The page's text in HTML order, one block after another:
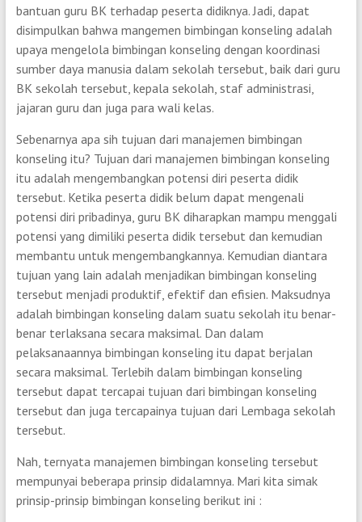
bantuan guru BK terhadap peserta didiknya. Jadi, dapat
disimpulkan bahwa mangemen bimbingan konseling adalah
upaya mengelola bimbingan konseling dengan koordinasi
sumber daya manusia dalam sekolah tersebut, baik dari guru
BK sekolah tersebut, kepala sekolah, staf administrasi,
jajaran guru dan juga para wali kelas.
Sebenarnya apa sih tujuan dari manajemen bimbingan
konseling itu? Tujuan dari manajemen bimbingan konseling
itu adalah mengembangkan potensi diri peserta didik
tersebut. Ketika peserta didik belum dapat mengenali
potensi diri pribadinya, guru BK diharapkan mampu menggali
potensi yang dimiliki peserta didik tersebut dan kemudian
membantu untuk mengembangkannya. Kemudian diantara
tujuan yang lain adalah menjadikan bimbingan konseling
tersebut menjadi produktif, efektif dan efisien. Maksudnya
adalah bimbingan konseling dalam suatu sekolah itu benar-
benar terlaksana secara maksimal. Dan dalam
pelaksanaannya bimbingan konseling itu dapat berjalan
secara maksimal. Terlebih dalam bimbingan konseling
tersebut dapat tercapai tujuan dari bimbingan konseling
tersebut dan juga tercapainya tujuan dari Lembaga sekolah
tersebut.
Nah, ternyata manajemen bimbingan konseling tersebut
mempunyai beberapa prinsip didalamnya. Mari kita simak
prinsip-prinsip bimbingan konseling berikut ini :